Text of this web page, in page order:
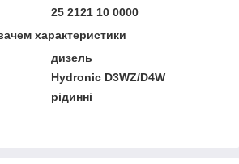
25 2121 10 0000
характеристики
дизель
Hydronic D3WZ/D4W
рідинні